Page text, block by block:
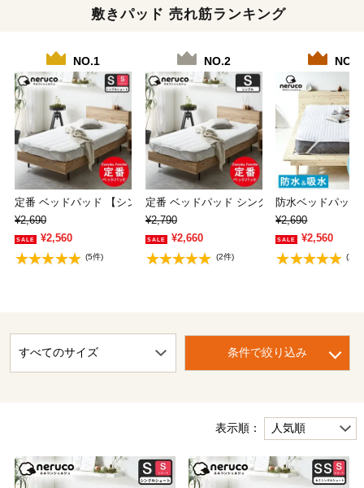
敷きパッド 売れ筋ランキング
NO.1
定番 ベッドパッド 【シングルショート】ショー…
¥2,690
¥2,560
(5件)
NO.2
定番 ベッドパッド シングル 抗菌防臭 防ダ
¥2,790
¥2,660
(2件)
NO.3
防水ベッドパッ
¥2,690
¥2,560
(2件)
条件で絞り込み
表示順：